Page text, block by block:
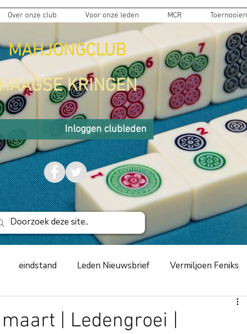
Over onze club Voor onze leden MCR Toernooien
MAHJONGCLUB
KRINGEN
Inloggen clubleden
eindstand Leden Nieuwsbrief Vermiljoen Feniks
| Ledengroei |